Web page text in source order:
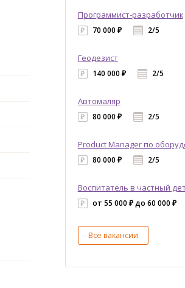
Программист-разработчик
70 000 ₽ 2/5
Геодезист
140 000 ₽ 2/5
Автомаляр
80 000 ₽ 2/5
Product Manager по
80 000 ₽ 2/5
Воспитатель в частный
от 55 000 ₽ до 60 000 ₽
Все вакансии